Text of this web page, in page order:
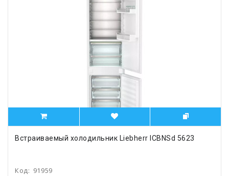
Встраиваемый холодильник Liebherr ICBNSd 5623
Код: 91959